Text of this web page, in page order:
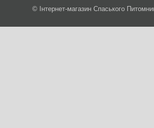
© Інтернет-магазин Спаського